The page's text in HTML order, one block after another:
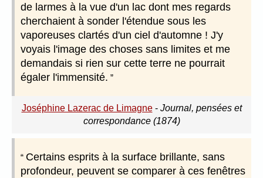
de larmes à la vue d'un lac dont mes regards
cherchaient à sonder l'étendue sous les
vaporeuses clartés d'un ciel d'automne ! J'y
voyais l'image des choses sans limites et me
demandais si rien sur cette terre ne pourrait
égaler l'immensité.
Joséphine Lazerac de Limagne- Journal, pensées et
correspondance (1874)
Certains esprits à la surface brillante, sans
profondeur, peuvent se comparer à ces fenêtres